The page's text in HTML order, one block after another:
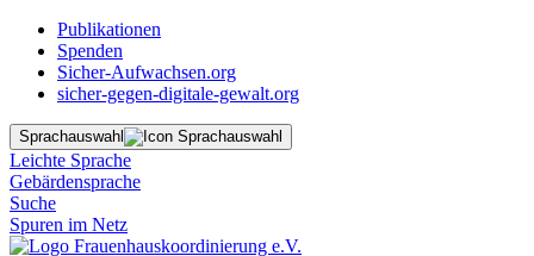
Publikationen
Spenden
Sicher-Aufwachsen.org
sicher-gegen-digitale-gewalt.org
Sprachauswahl
Leichte Sprache
Gebärdensprache
Suche
Spuren im Netz